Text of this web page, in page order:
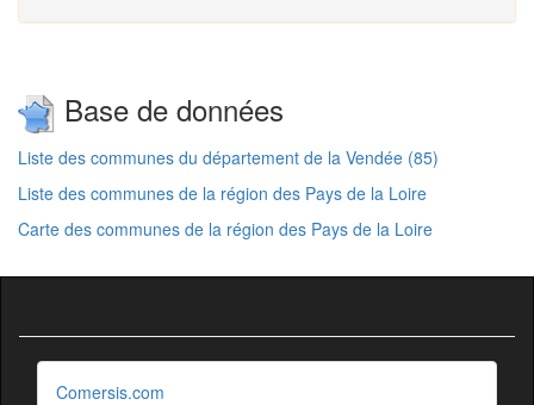
Base de données
Liste des communes du département de la Vendée (85)
Liste des communes de la région des Pays de la Loire
Carte des communes de la région des Pays de la Loire
Comersis.com